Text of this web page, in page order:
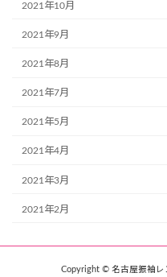
2021年10月
2021年9月
2021年8月
2021年7月
2021年5月
2021年4月
2021年3月
2021年2月
Copyright © 名古屋振袖レ